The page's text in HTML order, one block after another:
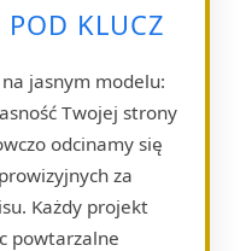
KLUCZ
jasnym modelu:
Twojej strony
odcinamy się
za
Każdy projekt
powtarzalne